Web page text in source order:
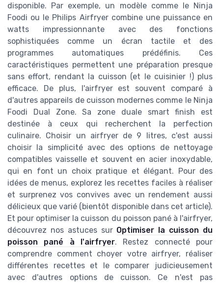
disponible. Par exemple, un modèle comme le Ninja
Foodi ou le Philips Airfryer combine une puissance en
watts impressionnante avec des fonctions
sophistiquées comme un écran tactile et des
programmes automatiques prédéfinis. Ces
caractéristiques permettent une préparation presque
sans effort, rendant la cuisson (et le cuisinier !) plus
efficace. De plus, l'airfryer est souvent comparé à
d'autres appareils de cuisson modernes comme le Ninja
Foodi Dual Zone. Sa zone duale smart finish est
destinée à ceux qui recherchent la perfection
culinaire. Choisir un airfryer de 9 litres, c'est aussi
choisir la simplicité avec des options de nettoyage
compatibles vaisselle et souvent en acier inoxydable,
qui en font un choix pratique et élégant. Pour des
idées de menus, explorez les recettes faciles à réaliser
et surprenez vos convives avec un rendement aussi
délicieux que varié (bientôt disponible dans cet article).
Et pour optimiser la cuisson du poisson pané à l'airfryer,
découvrez nos astuces sur Optimiser la cuisson du
poisson pané à l'airfryer. Restez connecté pour
comprendre comment choyer votre airfryer, réaliser
différentes recettes et le comparer judicieusement
avec d'autres options de cuisson. Ce n'est pas